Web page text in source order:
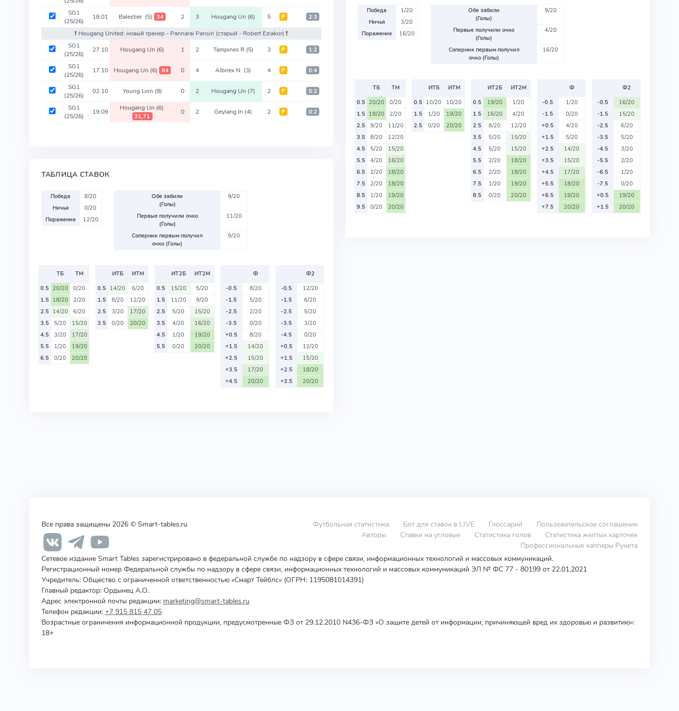
SG1
(25/26)
18.01 Balestier (5) 34 2 3 Hougang Un (6) 5 Р 2:3
❗️ Hougang United: новый тренер - Pannarai Pansiri (старый - Robert Eziakor) ❗️
SG1
(25/26)
27.10 Hougang Un (6) 1 2 Tampines R (5) 3 Р 1:2
SG1
(25/26)
17.10 Hougang Un (6) 84 0 4 Albirex N. (3) 4 Р 0:4
SG1
(25/26)
02.10 Young Lion (8) 0 2 Hougang Un (7) 2 Р 0:2
SG1
(25/26)
19.09 Hougang Un (6)
31,71
0 2 Geylang In (4) 2 Р 0:2
ТАБЛИЦА СТАВОК
Победа
8/20
Ничья
0/20
Поражение
12/20
Обе забили
(Голы)
9/20
Первые получили очко
(Голы)
11/20
Соперник первым получил
очко (Голы)
9/20
ТБ
ТМ
0.5 20/20
0/20
1.5 18/20
2/20
2.5 14/20
6/20
3.5
5/20
15/20
4.5
3/20
17/20
5.5
1/20
19/20
6.5
0/20 20/20
ИТБ
ИТМ
0.5 14/20
6/20
1.5
8/20
12/20
2.5
3/20
17/20
3.5
0/20 20/20
ИТ2Б
ИТ2М
0.5
15/20
5/20
1.5
11/20
9/20
2.5
5/20
15/20
3.5
4/20
16/20
4.5
1/20
19/20
5.5
0/20 20/20
Ф
-0.5
8/20
-1.5
5/20
-2.5
2/20
-3.5
0/20
+0.5
8/20
+1.5
14/20
+2.5
15/20
+3.5
17/20
+4.5
20/20
Ф2
-0.5
12/20
-1.5
6/20
-2.5
5/20
-3.5
3/20
-4.5
0/20
+0.5
12/20
+1.5
15/20
+2.5
18/20
+3.5
20/20
Победа
1/20
Ничья
3/20
Поражение
16/20
Обе забили
(Голы)
9/20
Первые получили очко
(Голы)
4/20
Соперник первым получил
очко (Голы)
16/20
ТБ
ТМ
0.5 20/20
0/20
1.5 18/20
2/20
2.5
9/20
11/20
3.5
8/20
12/20
4.5
5/20
15/20
5.5
4/20
16/20
6.5
2/20
18/20
7.5
2/20
18/20
8.5
1/20
19/20
9.5
0/20 20/20
ИТБ
ИТМ
0.5 10/20
10/20
1.5
1/20
19/20
2.5
0/20 20/20
ИТ2Б
ИТ2М
0.5
19/20
1/20
1.5
16/20
4/20
2.5
8/20
12/20
3.5
5/20
15/20
4.5
5/20
15/20
5.5
2/20
18/20
6.5
2/20
18/20
7.5
1/20
19/20
8.5
0/20 20/20
Ф
-0.5
1/20
-1.5
0/20
+0.5
4/20
+1.5
5/20
+2.5
14/20
+3.5
15/20
+4.5
17/20
+5.5
18/20
+6.5
19/20
+7.5
20/20
Ф2
-0.5
16/20
-1.5
15/20
-2.5
6/20
-3.5
5/20
-4.5
3/20
-5.5
2/20
-6.5
1/20
-7.5
0/20
+0.5
19/20
+1.5
20/20
Все права защищены 2026 © Smart-tables.ru Футбольная статистика Бот для ставок в LIVE Глоссарий
Пользовательское соглашение
Авторы
Ставки на угловые Статистика голов
Статистика желтых карточек
Профессиональные капперы Рунета
Сетевое издание Smart Tables зарегистрировано в федеральной службе по надзору в сфере связи, информационных технологий и массовых коммуникаций.
Регистрационный номер Федеральной службы по надзору в сфере связи, информационных технологий и массовых коммуникаций ЭЛ № ФС 77 - 80199 от 22.01.2021
Учредитель: Общество с ограниченной ответственностью «Смарт Тейблс» (ОГРН: 1195081014391)
Главный редактор: Ордынец А.О.
Адрес электронной почты редакции: marketing@smart-tables.ru
Телефон редакции: +7 915 815 47 05
Возрастные ограничения информационной продукции, предусмотренные ФЗ от 29.12.2010 N436-ФЗ «О защите детей от информации, причиняющей вред их здоровью и развитию»:
18+